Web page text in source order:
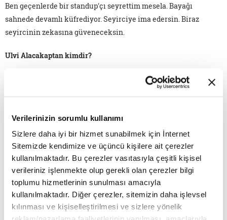
Verilerinizin sorumlu kullanımı
Sizlere daha iyi bir hizmet sunabilmek için İnternet
Sitemizde kendimize ve üçüncü kişilere ait çerezler
kullanılmaktadır. Bu çerezler vasıtasıyla çeşitli kişisel
verileriniz işlenmekte olup gerekli olan çerezler bilgi
toplumu hizmetlerinin sunulması amacıyla
kullanılmaktadır. Diğer çerezler, sitemizin daha işlevsel
kılınması ve kişiselleştirilmesi ve sizlere yönelik
Ben geçenlerde bir standup'çı seyrettim mesela. Bayağı
sahnede devamlı küfrediyor. Seyirciye ima edersin. Biraz
seyircinin zekasına güveneceksin.
Ulvi Alacakaptan kimdir?
1949'da Ankara'da dünyaya geldi. İstanbul İktisadi Ticari İlimler
Akademisi Şişli Yüksek Okulu İşletmecilik Bölümü'nü bitirdi.
1960'ta İstanbul Radyosu Çocuk Bölümü'ne seçildi. 7 yıl İstanbul
Radyosu'nda çalıştı. Aynı yıllar arasında oyunlar yönetti ve
oynadı. 1969-1971 yılları arasında Dostlar Tiyatrosu sınavını
kazandı ve iki yıl eğitim gördü. 1969-1978 yıllarında Dostlar
Tiyatrosu'nda sergilenen pek çok oyunda oyunculuk, yönetmen
yardımcılığı ve dramaturgluk yaptı. 1977-80 arası TİSAN Tiyatro
Sanatçıları Derneği İcra Kurulu ve Yönetim Kurulu Üyesi ve
Eğitim Sekreteri oldu. Aynı yıllarda İstanbul Belediyesi Şehir